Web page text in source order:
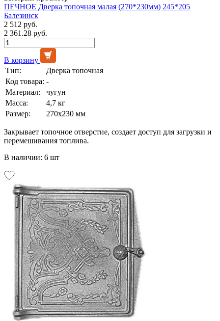
ПЕЧНОЕ Дверка топочная малая (270*230мм) 245*205
Балезинск
2 512 руб.
2 361.28 руб.
В корзину
Тип:
Дверка топочная
Код товара: -
Материал:
чугун
Масса:
4,7 кг
Размер:
270х230 мм
Закрывает топочное отверстие, создает доступ для загрузки и
перемешивания топлива.
В наличии: 6 шт